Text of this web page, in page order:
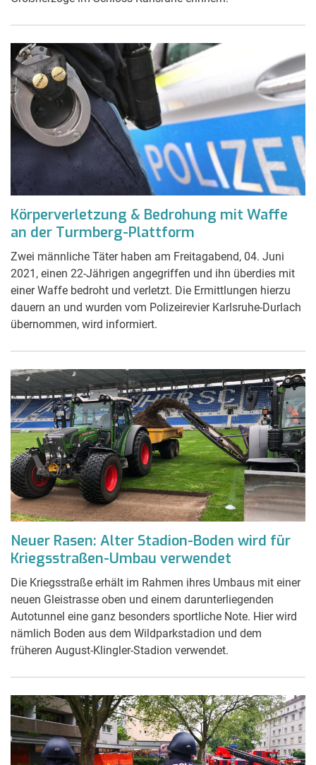
Körperverletzung & Bedrohung mit Waffe
an der Turmberg-Plattform
Zwei männliche Täter haben am Freitagabend, 04. Juni
2021, einen 22-Jährigen angegriffen und ihn überdies mit
einer Waffe bedroht und verletzt. Die Ermittlungen hierzu
dauern an und wurden vom Polizeirevier Karlsruhe-Durlach
übernommen, wird informiert.
Neuer Rasen: Alter Stadion-Boden wird für
Kriegsstraßen-Umbau verwendet
Die Kriegsstraße erhält im Rahmen ihres Umbaus mit einer
neuen Gleistrasse oben und einem darunterliegenden
Autotunnel eine ganz besonders sportliche Note. Hier wird
nämlich Boden aus dem Wildparkstadion und dem
früheren August-Klingler-Stadion verwendet.